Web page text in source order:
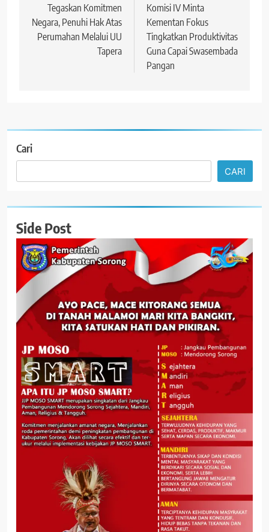
posTegaskan Komitmen
Negara, Penuhi Hak Atas
Perumahan Melalui UU
Tapera
Komisi IV Minta
Kementan Fokus
Tingkatkan Produktivitas
Guna Capai Swasembada
Pangan
Cari
CARI
Side Post